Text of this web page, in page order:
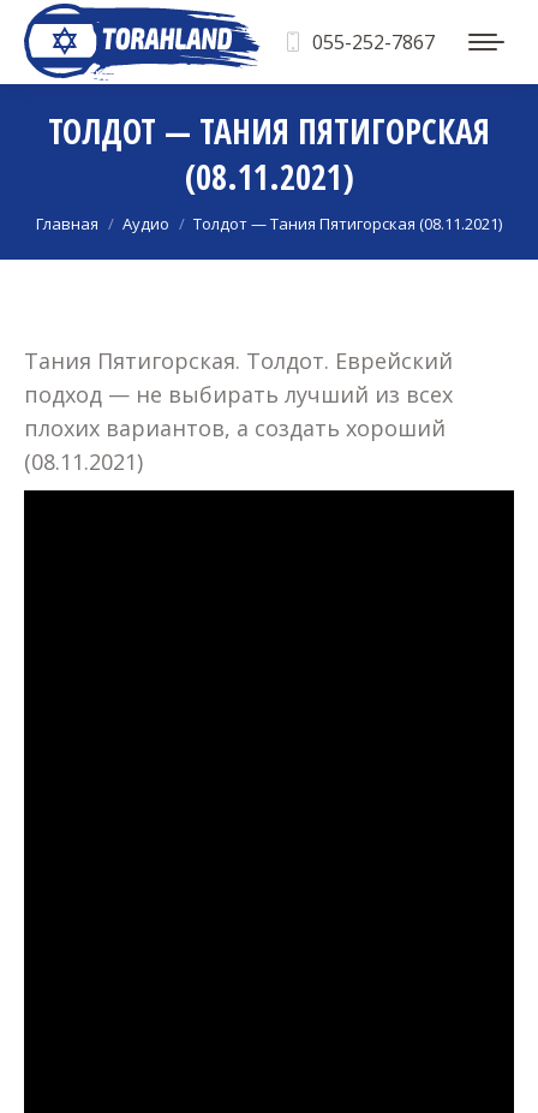
055-252-7867
ТОЛДОТ — ТАНИЯ ПЯТИГОРСКАЯ
(08.11.2021)
Вы здесь:
Главная Аудио Толдот — Тания Пятигорская (08.11.2021)
Тания Пятигорская. Толдот. Еврейский
подход — не выбирать лучший из всех
плохих вариантов, а создать хороший
(08.11.2021)